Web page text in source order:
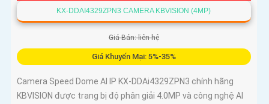
KX-DDAI4329ZPN3 CAMERA KBVISION (4MP)
Giá Bán: liên hệ
Giá Khuyến Mại: 5%-35%
Camera Speed Dome AI IP KX-DDAi4329ZPN3 chính hãng
KBVISION được trang bị độ phân giải 4.0MP và công nghệ AI